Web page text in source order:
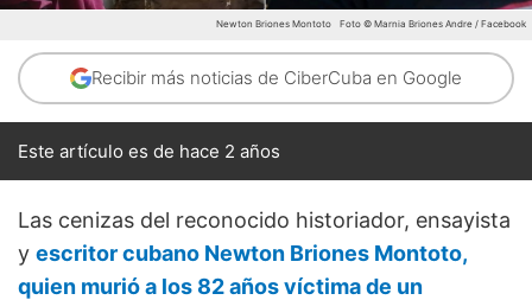
Newton Briones Montoto Foto © Marnia Briones Andre / Facebook
Recibir más noticias de CiberCuba en Google
Este artículo es de hace 2 años
Las cenizas del reconocido historiador, ensayista
y escritor cubano Newton Briones Montoto,
quien murió a los 82 años víctima de un